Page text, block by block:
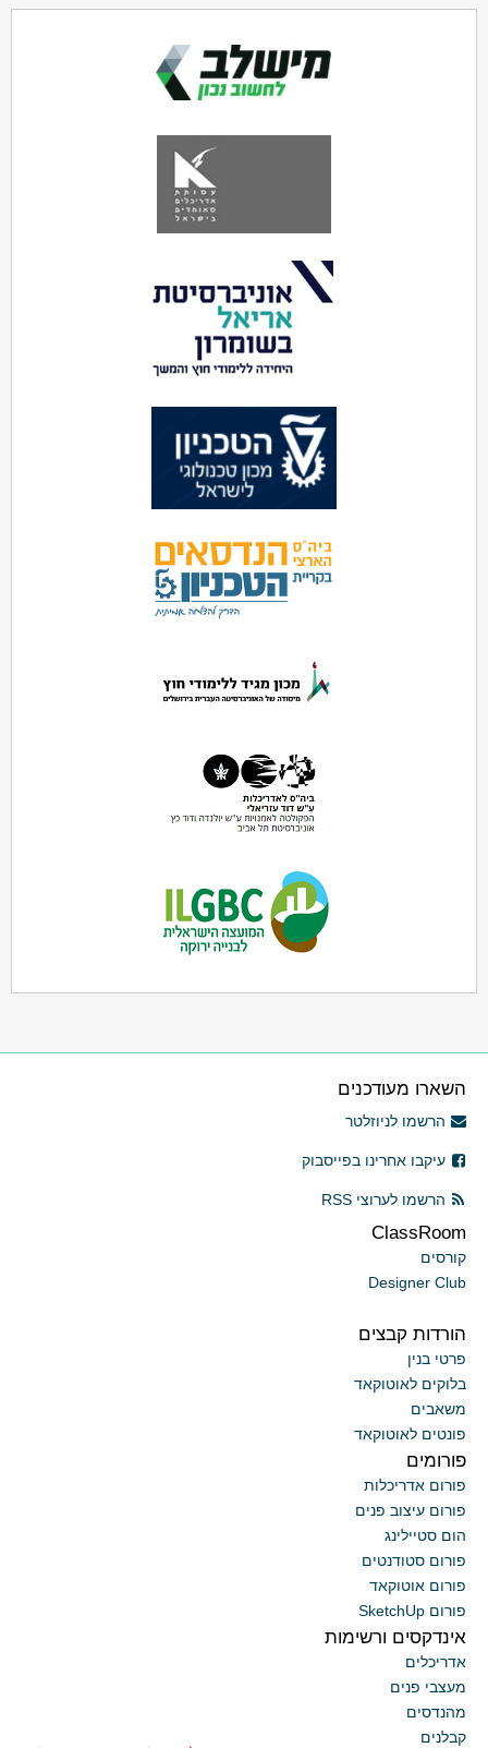
השארו מעודכנים
הרשמו לניוזלטר
עיקבו אחרינו בפייסבוק
הרשמו לערוצי RSS
ClassRoom
קורסים
Designer Club
הורדות קבצים
פרטי בנין
בלוקים לאוטוקאד
משאבים
פונטים לאוטוקאד
פורומים
פורום אדריכלות
פורום עיצוב פנים
הום סטיילינג
פורום סטודנטים
פורום אוטוקאד
פורום SketchUp
אינדקסים ורשימות
אדריכלים
מעצבי פנים
מהנדסים
קבלנים